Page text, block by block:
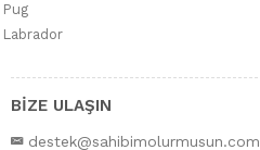
Pug
Labrador
BİZE ULAŞIN
destek@sahibimolurmusun.com